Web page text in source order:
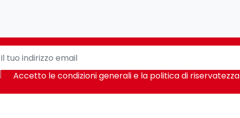
Accetto le condizioni generali e la politica di riservatezza